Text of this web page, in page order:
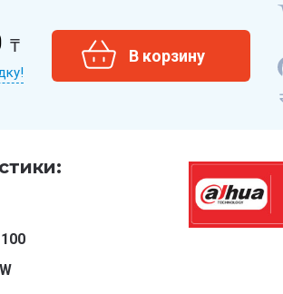
₸
100